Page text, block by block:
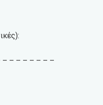
– – – – – – –